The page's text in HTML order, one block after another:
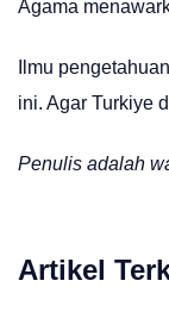
Agama
Ilmu
ini. Agar Turkiye
Penulis adalah
Artikel